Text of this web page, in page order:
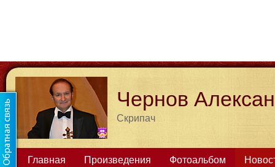
Чернов
Скрипач
Главная Произведения Фотоальбом